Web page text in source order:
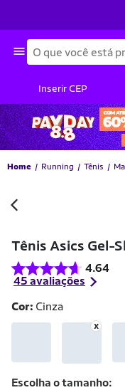
Busca
Inserir CEP
Home Running Tênis
Tênis Asics Gel-
4.64
45 avaliações
Cor: Cinza
Escolha otamanho